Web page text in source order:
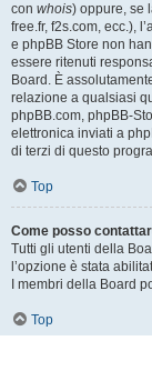
con whois) oppure, se
free.fr, f2s.com, ecc.),
e phpBB Store non
essere ritenuti
Board. È
relazione a qualsiasi
phpBB.com, phpBB-
elettronica inviati a
di terzi di questo
Top
Come posso
Tutti gli utenti della
l’opzione è stata
I membri della Board
Top